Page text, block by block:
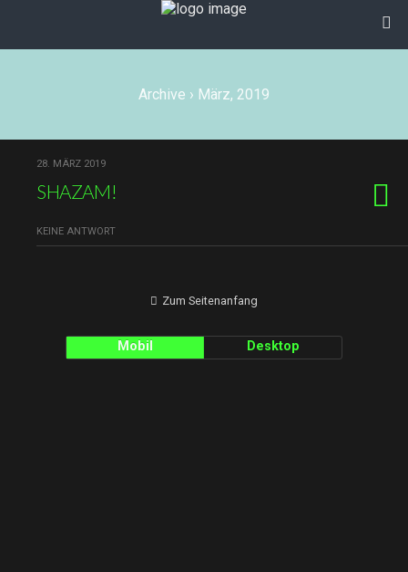
Archive › März, 2019
28. MÄRZ 2019
SHAZAM!
KEINE ANTWORT
Zum Seitenanfang
Mobil Desktop